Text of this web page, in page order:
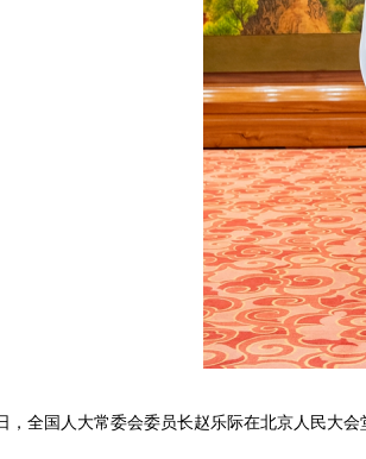
，全国人大常委会委员长赵乐际在北京人民大